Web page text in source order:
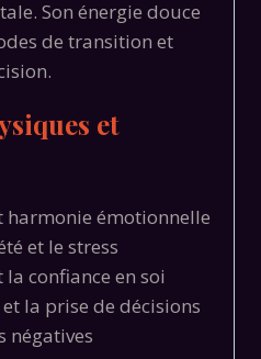
Son énergie douce
de transition et
et
harmonie émotionnelle
et le stress
la confiance en soi
la prise de décisions
négatives